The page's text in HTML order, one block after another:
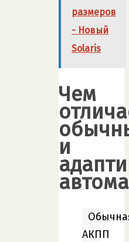
размеров
- Новый
Solaris
Чем
и
АКПП